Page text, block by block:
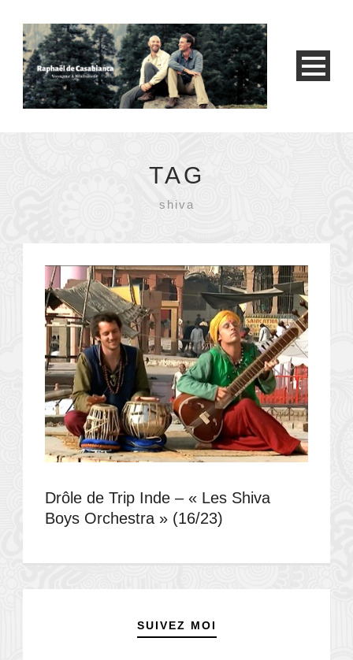
TAG
shiva
Drôle de Trip Inde – « Les Shiva
Boys Orchestra » (16/23)
SUIVEZ MOI